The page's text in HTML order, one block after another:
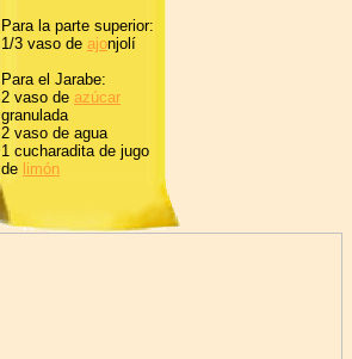
Para la parte superior:
1/3 vaso de ajonjolí
Para el Jarabe:
2 vaso de azúcar
granulada
2 vaso de agua
1 cucharadita de jugo
de limón